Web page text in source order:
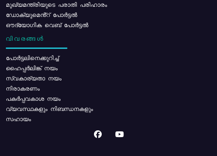
മുഖ്യമന്ത്രിയുടെ പരാതി പരിഹാരം
ഡോക്യുമെൻ്റ് പോർട്ടൽ
ഔദ്യോഗിക വെബ് പോർട്ടൽ
വിവരങ്ങൾ
പോര്‍ട്ടലിനെക്കുറിച്ച്
ഹൈപ്പർലിങ്ക് നയം
സ്വകാര്യതാ നയം
നിരാകരണം
പകർപ്പവകാശ നയം
വ്യവസ്ഥകളും നിബന്ധനകളും
സഹായം